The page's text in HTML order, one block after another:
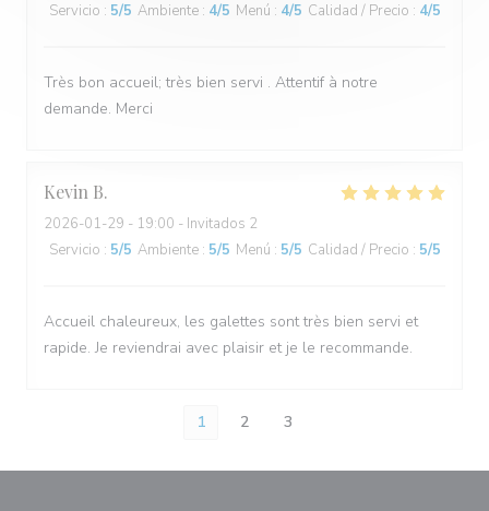
Servicio : 5/5 Ambiente : 4/5 Menú : 4/5 Calidad / Precio : 4/5
Très bon accueil; très bien servi . Attentif à notre
demande. Merci
Kevin B
2026-01-29 - 19:00 - Invitados 2
Servicio : 5/5 Ambiente : 5/5 Menú : 5/5 Calidad / Precio : 5/5
Accueil chaleureux, les galettes sont très bien servi et
rapide. Je reviendrai avec plaisir et je le recommande.
1 2 3